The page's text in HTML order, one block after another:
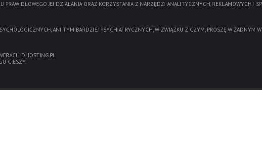
PRAWIDŁOWEGO JEJ DZIAŁANIA ORAZ KORZYSTANIA Z NARZĘDZI ANALITYCZNYCH, REKLAMOWYCH I
ANI TYM BARDZIEJ PSYCHIATRYCZNYCH, W ZWIĄZKU Z CZYM, PROSZĘ W ŻADNYM
DHOSTING.PL
CIESZY.